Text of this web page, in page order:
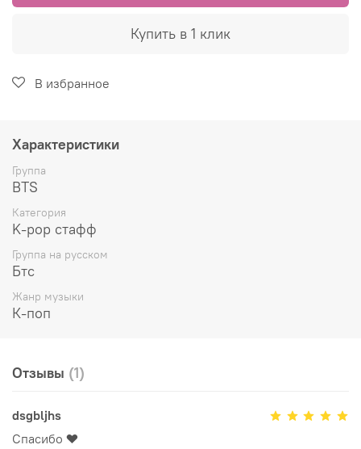
Купить в 1 клик
В избранное
Характеристики
Группа
BTS
Категория
K-pop стафф
Группа на русском
Бтс
Жанр музыки
К-поп
Отзывы (1)
dsgbljhs
Спасибо ❤️